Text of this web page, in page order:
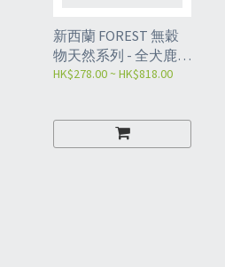
新西蘭 FOREST 無穀
物天然系列 - 全犬鹿肉
配方 4lbs/15lbs
HK$278.00 ~ HK$818.00